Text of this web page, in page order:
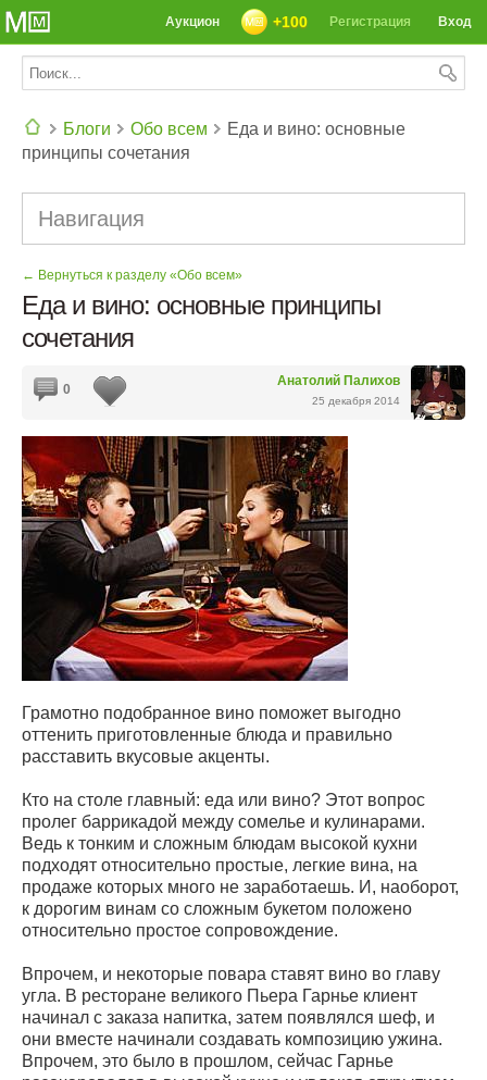
Вход
Регистрация
+100
Аукцион
Блоги Обо всем
Еда и вино: основные
принципы сочетания
Навигация
← Вернуться к разделу «Обо всем»
Еда и вино: основные принципы
сочетания
Анатолий Палихов
25 декабря 2014
0
Грамотно подобранное вино поможет выгодно
оттенить приготовленные блюда и правильно
расставить вкусовые акценты.
Кто на столе главный: еда или вино? Этот вопрос
пролег баррикадой между сомелье и кулинарами.
Ведь к тонким и сложным блюдам высокой кухни
подходят относительно простые, легкие вина, на
продаже которых много не заработаешь. И, наоборот,
к дорогим винам со сложным букетом положено
относительно простое сопровождение.
Впрочем, и некоторые повара ставят вино во главу
угла. В ресторане великого Пьера Гарнье клиент
начинал с заказа напитка, затем появлялся шеф, и
они вместе начинали создавать композицию ужина.
Впрочем, это было в прошлом, сейчас Гарнье